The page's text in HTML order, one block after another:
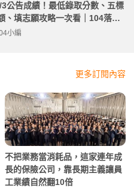
公告成績！最低錄取分數、五標
、填志願攻略一次看｜104落點
小編
更多訂閱內容
不把業務當消耗品，這家連年成
長的保險公司，靠長期主義讓員
工業績自然翻10倍